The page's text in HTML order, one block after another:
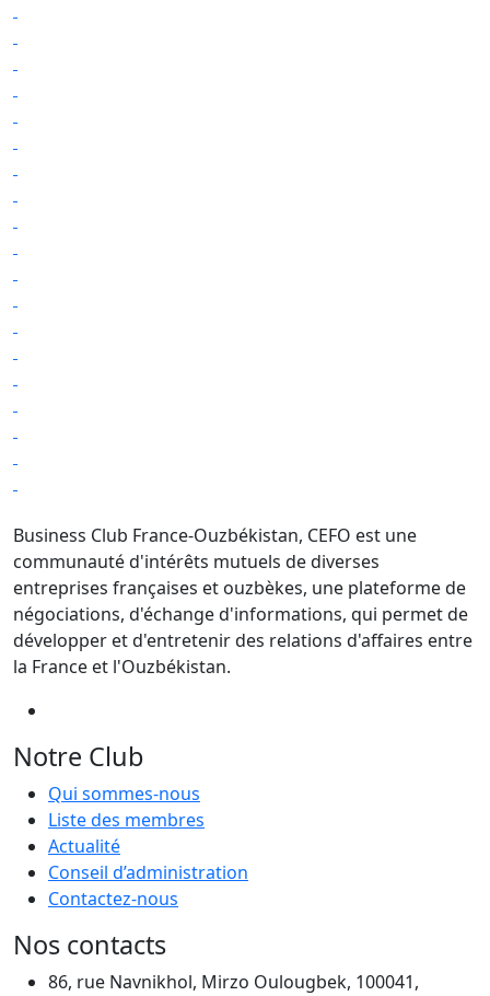
Business Club France-Ouzbékistan, CEFO est une
communauté d'intérêts mutuels de diverses
entreprises françaises et ouzbèkes, une plateforme de
négociations, d'échange d'informations, qui permet de
développer et d'entretenir des relations d'affaires entre
la France et l'Ouzbékistan.
Notre Club
Qui sommes-nous
Liste des membres
Actualité
Conseil d’administration
Contactez-nous
Nos contacts
86, rue Navnikhol, Mirzo Oulougbek, 100041,